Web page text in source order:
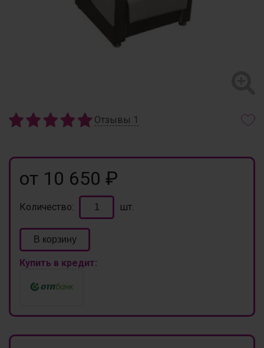
Отзывы 1
от 10 650 ₽
Количество: шт.
В корзину
Купить в кредит: